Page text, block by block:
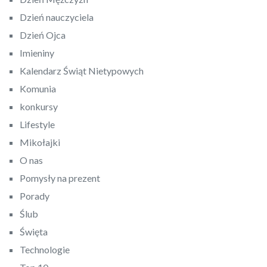
Dzień nauczyciela
Dzień Ojca
Imieniny
Kalendarz Świąt Nietypowych
Komunia
konkursy
Lifestyle
Mikołajki
O nas
Pomysły na prezent
Porady
Ślub
Święta
Technologie